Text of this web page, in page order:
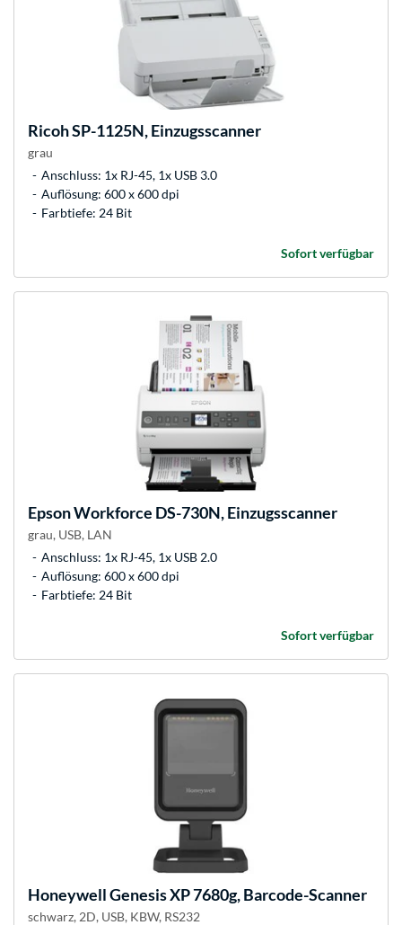
RicohSP-1125N, Einzugsscanner
grau
Anschluss: 1x RJ-45, 1x USB 3.0
Auflösung: 600 x 600 dpi
Farbtiefe: 24 Bit
Sofort verfügbar
EpsonWorkforce DS-730N, Einzugsscanner
grau, USB, LAN
Anschluss: 1x RJ-45, 1x USB 2.0
Auflösung: 600 x 600 dpi
Farbtiefe: 24 Bit
Sofort verfügbar
HoneywellGenesis XP 7680g, Barcode-Scanner
schwarz, 2D, USB, KBW, RS232